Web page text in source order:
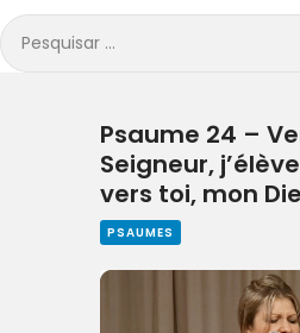
Pesquisar
por:
Boutique
Nous
Psaume 24 –
Seigneur,
vers toi, mon
PSAUMES